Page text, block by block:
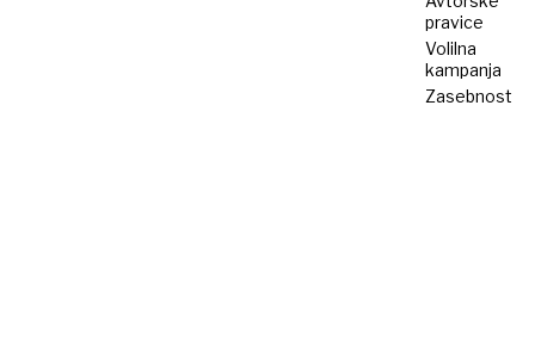
pravice
Volilna
kampanja
Zasebnost